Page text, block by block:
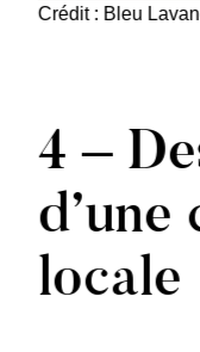
Crédit : Bleu
4 –
d’une
locale